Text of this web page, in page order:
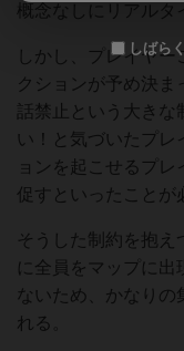
概念なしにリアルタ
しかし、プレイヤ
クションが予め決ま
話禁止という大き
い！と気づいたプレ
ョンを起こせるプ
促すといったことが
そうした制約を抱え
に全員をマップに出
ないため、かなりの
れる。
しばら